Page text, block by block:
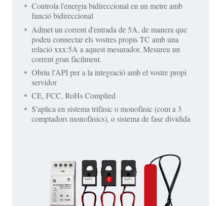
Controla l'energia bidireccional en un metre amb
funció bidireccional
Admet un corrent d'entrada de 5A, de manera que
podeu connectar els vostres propis TC amb una
relació xxx:5A a aquest mesurador. Mesureu un
corrent gran fàcilment.
Obriu l'API per a la integració amb el vostre propi
servidor
CE, FCC, RoHs Complied
S'aplica en sistema trifàsic o monofàsic (com a 3
comptadors monofàsics), o sistema de fase dividida